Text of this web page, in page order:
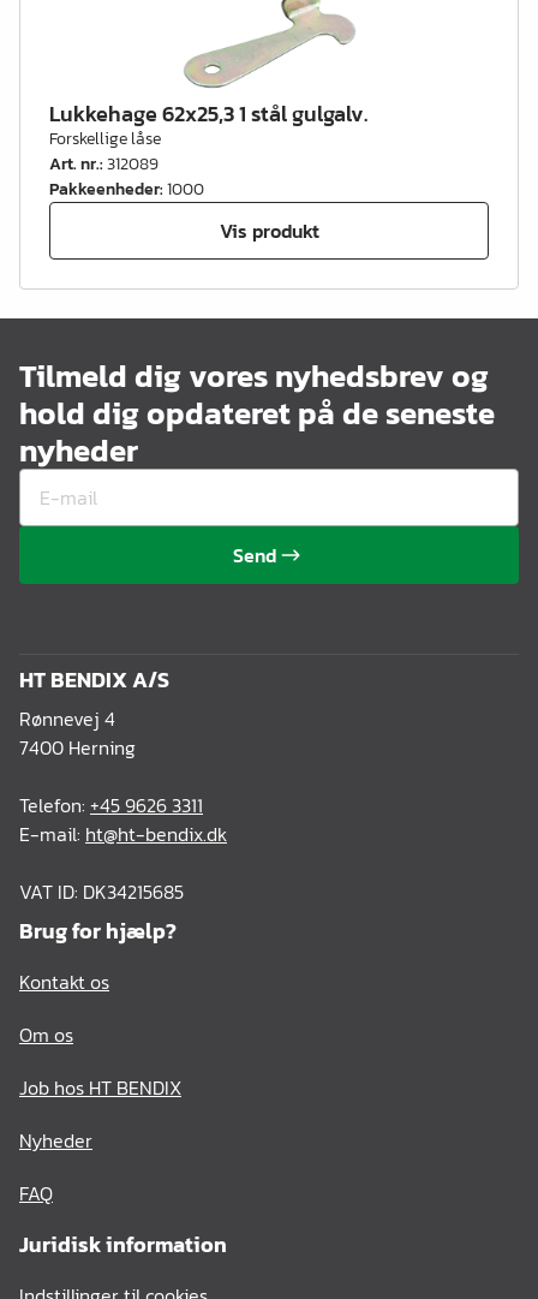
Lukkehage 62x25,3 1 stål gulgalv.
Forskellige låse
Art. nr.:312089
Pakkeenheder:1000
Vis produkt
Tilmeld dig vores nyhedsbrev og
hold dig opdateret på de seneste
nyheder
Send
HT BENDIX A/S
Rønnevej 4
7400 Herning
Telefon: +45 9626 3311
E-mail: ht@ht-bendix.dk
VAT ID: DK34215685
Brug for hjælp?
Kontakt os
Om os
Job hos HT BENDIX
Nyheder
FAQ
Juridisk information